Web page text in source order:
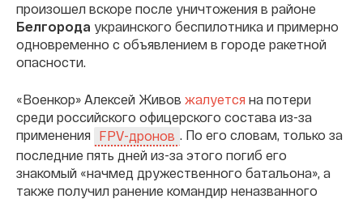
произошел вскоре после уничтожения в районе
Белгорода украинского беспилотника и примерно
одновременно с объявлением в городе ракетной
опасности.
«Военкор» Алексей Живов жалуется на потери
среди российского офицерского состава из-за
применения
FPV-дронов . По его словам, только за
последние пять дней из-за этого погиб его
знакомый «начмед дружественного батальона», а
также получил ранение командир неназванного